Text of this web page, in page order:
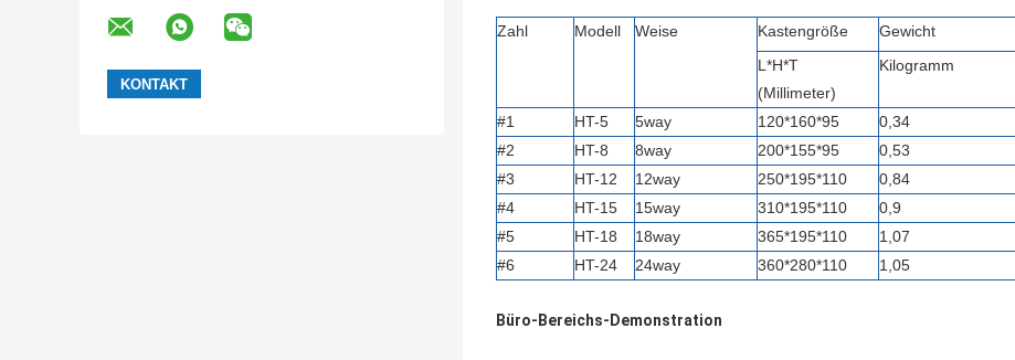
Zahl Modell Weise Kastengröße Gewicht
L*H*T
(Millimeter)
Kilogramm
#1 HT-5 5way 120*160*95
0,34
#2
HT-8 8way 200*155*95
0,53
#3
HT-12 12way 250*195*110
0,84
#4
HT-15 15way 310*195*110
0,9
#5
HT-18 18way 365*195*110
1,07
#6
HT-24 24way 360*280*110 1,05
Büro-Bereichs-Demonstration